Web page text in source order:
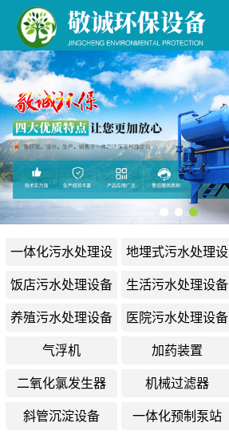
一体化污水处理设
备
地埋式污水处理设
备
饭店污水处理设备 生活污水处理设备
养殖污水处理设备 医院污水处理设备
气浮机 加药装置
二氧化氯发生器 机械过滤器
斜管沉淀设备 一体化预制泵站